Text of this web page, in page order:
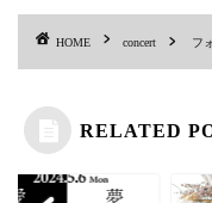
HOME concert フ
RELATED